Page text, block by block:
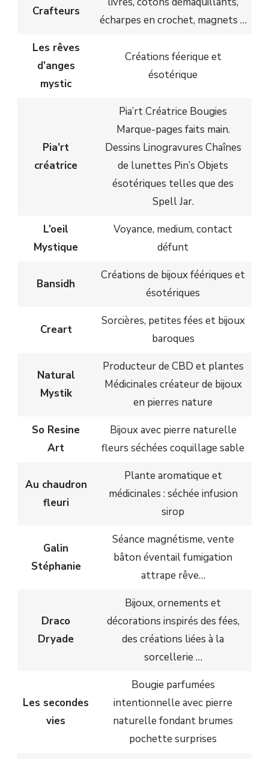
Crafteurs
écharpes en crochet, magnets …
Les rêves
d’anges
mystic
Créations féerique et
ésotérique
Pia’rt
créatrice
Pia’rt Créatrice Bougies
Marque-pages faits main.
Dessins Linogravures Chaînes
de lunettes Pin’s Objets
ésotériques telles que des
Spell Jar.
L’oeil
Mystique
Voyance, medium, contact
défunt
Bansidh
Créations de bijoux féériques et
ésotériques
Creart
Sorcières, petites fées et bijoux
baroques
Natural
Mystik
Producteur de CBD et plantes
Médicinales créateur de bijoux
en pierres nature
So Resine
Art
Bijoux avec pierre naturelle
fleurs séchées coquillage sable
Au chaudron
fleuri
Plante aromatique et
médicinales : séchée infusion
sirop
Galin
Stéphanie
Séance magnétisme, vente
bâton éventail fumigation
attrape rêve…
Draco
Dryade
Bijoux, ornements et
décorations inspirés des fées,
des créations liées à la
sorcellerie …
Les secondes
vies
Bougie parfumées
intentionnelle avec pierre
naturelle fondant brumes
pochette surprises